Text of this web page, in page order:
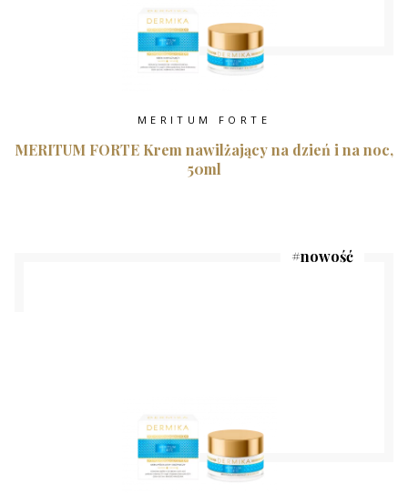
MERITUM FORTE
MERITUM FORTE Krem nawilżający na dzień i na noc,
50ml
#nowość